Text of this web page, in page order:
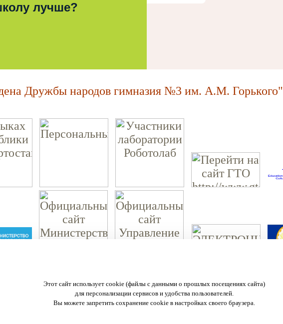
лучше?
Этот сайт использует cookie (файлы с данными о прошлых посещениях сайта)
для персонализации сервисов и удобства пользователей.
Вы можете запретить сохранение cookie в настройках своего браузера.
Дружбы народов гимназия №3 им. А.М. Горького"
450057 г. Уфа, ул. Пушкина 108
тел.:(347) 272-29-44, 272-29-44